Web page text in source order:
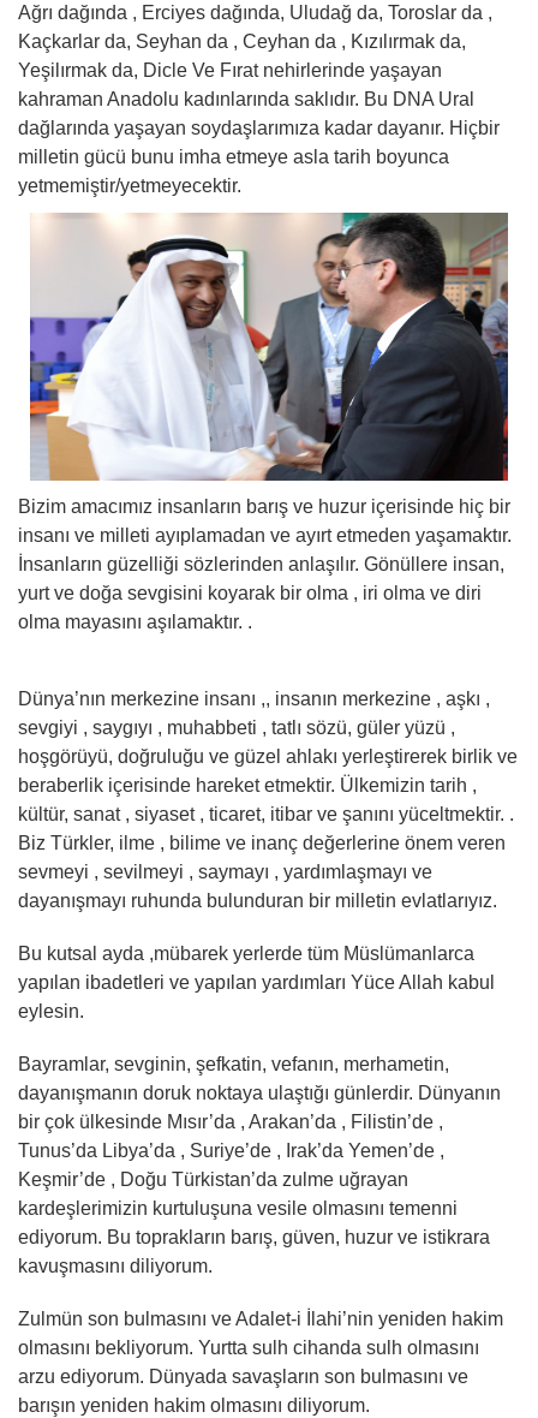
Ağrı dağında , Erciyes dağında, Uludağ da, Toroslar da ,
Kaçkarlar da, Seyhan da , Ceyhan da , Kızılırmak da,
Yeşilırmak da, Dicle Ve Fırat nehirlerinde yaşayan
kahraman Anadolu kadınlarında saklıdır. Bu DNA Ural
dağlarında yaşayan soydaşlarımıza kadar dayanır. Hiçbir
milletin gücü bunu imha etmeye asla tarih boyunca
yetmemiştir/yetmeyecektir.
Bizim amacımız insanların barış ve huzur içerisinde hiç bir
insanı ve milleti ayıplamadan ve ayırt etmeden yaşamaktır.
İnsanların güzelliği sözlerinden anlaşılır. Gönüllere insan,
yurt ve doğa sevgisini koyarak bir olma , iri olma ve diri
olma mayasını aşılamaktır. .
Dünya’nın merkezine insanı ,, insanın merkezine , aşkı ,
sevgiyi , saygıyı , muhabbeti , tatlı sözü, güler yüzü ,
hoşgörüyü, doğruluğu ve güzel ahlakı yerleştirerek birlik ve
beraberlik içerisinde hareket etmektir. Ülkemizin tarih ,
kültür, sanat , siyaset , ticaret, itibar ve şanını yüceltmektir. .
Biz Türkler, ilme , bilime ve inanç değerlerine önem veren
sevmeyi , sevilmeyi , saymayı , yardımlaşmayı ve
dayanışmayı ruhunda bulunduran bir milletin evlatlarıyız.
Bu kutsal ayda ,mübarek yerlerde tüm Müslümanlarca
yapılan ibadetleri ve yapılan yardımları Yüce Allah kabul
eylesin.
Bayramlar, sevginin, şefkatin, vefanın, merhametin,
dayanışmanın doruk noktaya ulaştığı günlerdir. Dünyanın
bir çok ülkesinde Mısır’da , Arakan’da , Filistin’de ,
Tunus’da Libya’da , Suriye’de , Irak’da Yemen’de ,
Keşmir’de , Doğu Türkistan’da zulme uğrayan
kardeşlerimizin kurtuluşuna vesile olmasını temenni
ediyorum. Bu toprakların barış, güven, huzur ve istikrara
kavuşmasını diliyorum.
Zulmün son bulmasını ve Adalet-i İlahi’nin yeniden hakim
olmasını bekliyorum. Yurtta sulh cihanda sulh olmasını
arzu ediyorum. Dünyada savaşların son bulmasını ve
barışın yeniden hakim olmasını diliyorum.